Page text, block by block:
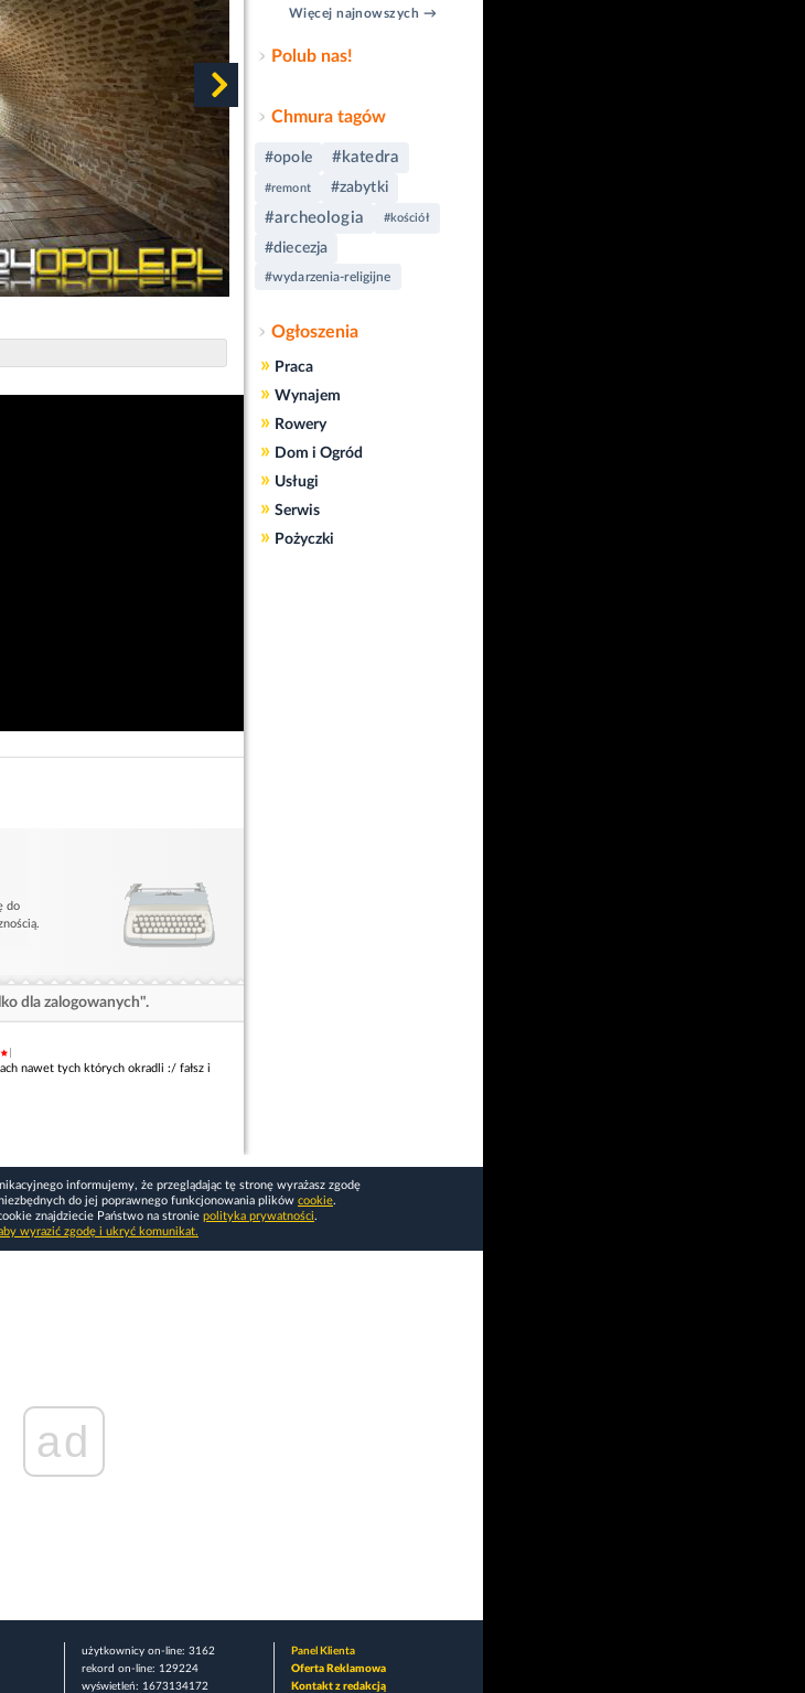
do
dla zalogowanych".
nawet tych których okradli :/ fałsz i
Więcej najnowszych →
Polub nas!
Chmura tagów
#opole #katedra
#remont #zabytki
#archeologia #kościół
#diecezja
#wydarzenia-religijne
Ogłoszenia
» Praca
» Wynajem
» Rowery
» Dom i Ogród
» Usługi
» Serwis
» Pożyczki
informujemy, że przeglądając tę stronę wyrażasz zgodę
do jej poprawnego funkcjonowania plików cookie.
znajdziecie Państwo na stronie polityka prywatności.
wyrazić zgodę i ukryć komunikat.
ad
użytkownicy on-line: 3162
rekord on-line: 129224
wyświetleń: 1673134172
Panel Klienta
Oferta Reklamowa
Kontakt z redakcją